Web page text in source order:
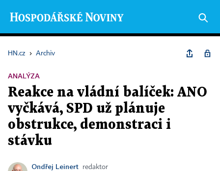
HN.cz › Archiv
ANALÝZA
Reakce na vládní balíček: ANO
vyčkává, SPD už plánuje
obstrukce, demonstraci i
stávku
Ondřej Leinert
redaktor